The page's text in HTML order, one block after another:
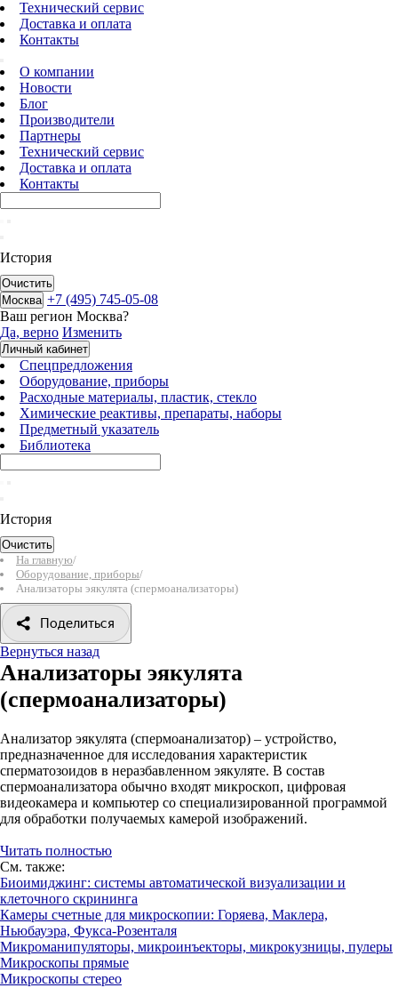
Технический сервис
Доставка и оплата
Контакты
О компании
Новости
Блог
Производители
Партнеры
Технический сервис
Доставка и оплата
Контакты
История
Очистить
Москва +7 (495) 745-05-08
Ваш регион Москва?
Да, верно Изменить
Личный кабинет
Спецпредложения
Оборудование, приборы
Расходные материалы, пластик, стекло
Химические реактивы, препараты, наборы
Предметный указатель
Библиотека
История
Очистить
На главную/
Оборудование, приборы/
Анализаторы эякулята (спермоанализаторы)
Поделиться
Вернуться назад
Анализаторы эякулята
(спермоанализаторы)
Анализатор эякулята (спермоанализатор) – устройство,
предназначенное для исследования характеристик
сперматозоидов в неразбавленном эякуляте. В состав
спермоанализатора обычно входят микроскоп, цифровая
видеокамера и компьютер со специализированной программой
для обработки получаемых камерой изображений.
Читать полностью
См. также:
Биоимиджинг: системы автоматической визуализации и
клеточного скрининга
Камеры счетные для микроскопии: Горяева, Маклера,
Ньюбауэра, Фукса-Розенталя
Микроманипуляторы, микроинъекторы, микрокузницы, пулеры
Микроскопы прямые
Микроскопы стерео